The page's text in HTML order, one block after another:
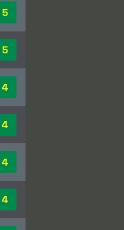
5
5
4
4
4
4